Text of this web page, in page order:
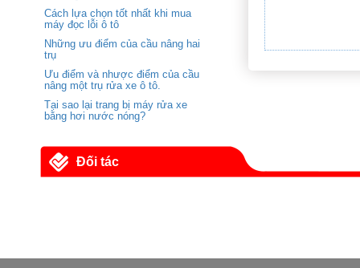
Cách lựa chọn tốt nhất khi mua
máy đọc lỗi ô tô
Những ưu điểm của cầu nâng hai
trụ
Ưu điểm và nhược điểm của cầu
nâng một trụ rửa xe ô tô.
Tại sao lại trang bị máy rửa xe
bằng hơi nước nóng?
Đối tác